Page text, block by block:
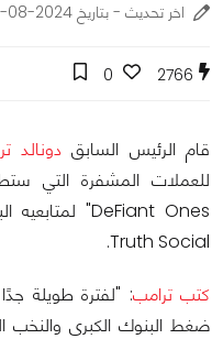
اخر تحديث - بتاريخ 2024-08-23
2766
0
قام الرئيس السابقدونالد
Truth Social.
كتب ترامب: "لفترة طويلة
ضغط البنوك الكبرى والنخب